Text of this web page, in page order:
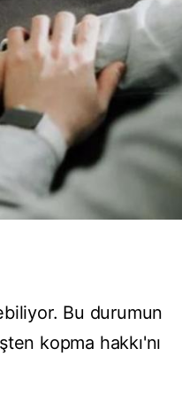
Bu durumun
kopma hakkı'nı